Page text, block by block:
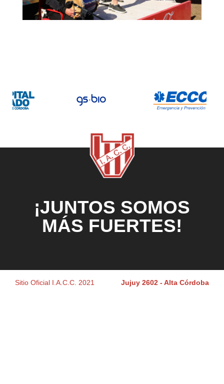
¡JUNTOS SOMOS
MÁS FUERTES!
Sitio Oficial I.A.C.C. 2021 Jujuy 2602 - Alta Córdoba